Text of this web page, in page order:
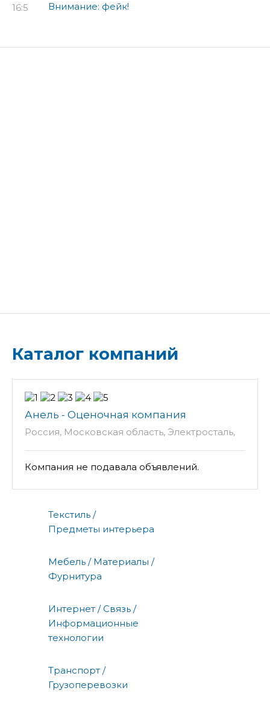
16:5 Внимание: фейк!
Каталог компаний
Анель - Оценочная компания
Россия, Московская область, Электросталь,
Компания не подавала объявлений.
Текстиль /
Предметы интерьера
Мебель / Материалы /
Фурнитура
Интернет / Связь /
Информационные
технологии
Транспорт /
Грузоперевозки